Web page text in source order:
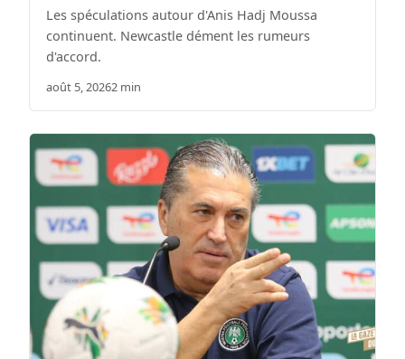
Les spéculations autour d'Anis Hadj Moussa
continuent. Newcastle dément les rumeurs
d'accord.
août 5, 20262 min